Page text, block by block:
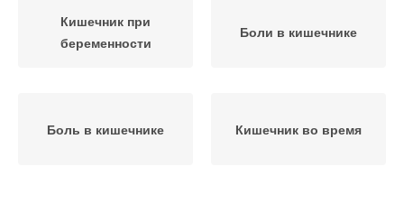
Кишечник при
беременности
Боли в кишечнике
Боль в кишечнике Кишечник во время